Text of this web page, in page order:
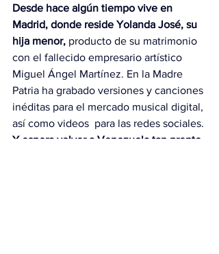
Desde hace algún tiempo vive en
Madrid, donde reside Yolanda José, su
hija menor, producto de su matrimonio
con el fallecido empresario artístico
Miguel Ángel Martínez. En la Madre
Patria ha grabado versiones y canciones
inéditas para el mercado musical digital,
así como videos  para las redes sociales.
Y espera volver a Venezuela tan pronto